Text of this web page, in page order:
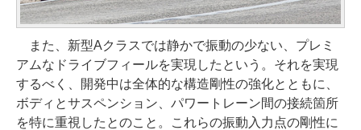
また、新型Aクラスでは静かで振動の少ない、プレミ
アムなドライブフィールを実現したという。それを実現
するべく、開発中は全体的な構造剛性の強化とともに、
ボディとサスペンション、パワートレーン間の接続箇所
を特に重視したとのこと。これらの振動入力点の剛性に